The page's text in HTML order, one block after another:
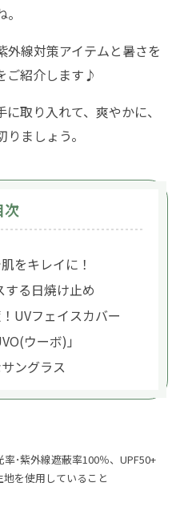
線対策アイテムと暑さを
ご紹介します♪
取り入れて、爽やかに、
ましょう。
次
をキレイに！
る日焼け止め
UVフェイスカバー
ウーボ)」
ングラス
･紫外線遮蔽率100％、UPF50+
を使用していること